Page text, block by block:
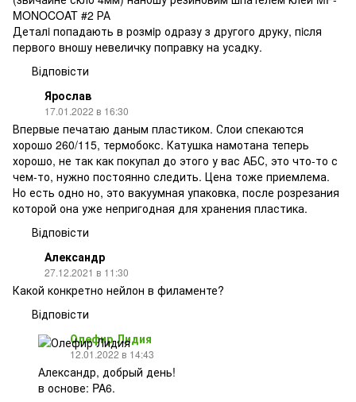
MONOCOAT #2 РА
Деталi попадають в розмiр одразу з другого друку, пicля
первого вношу невеличку поправку на усадку.
Відповісти
Ярослав
17.01.2022 в 16:30
Впервые печатаю даным пластиком. Слои спекаются
хорошо 260/115, термобокс. Катушка намотана теперь
хорошо, не так как покупал до этого у вас АБС, это что-то с
чем-то, нужно постоянно следить. Цена тоже приемлема.
Но есть одно но, это вакуумная упаковка, после розрезания
которой она уже непригодная для хранения пластика.
Відповісти
Александр
27.12.2021 в 11:30
Какой конкретно нейлон в филаменте?
Відповісти
Олефир Лидия
12.01.2022 в 14:43
Александр, добрый день!
в основе: PA6.